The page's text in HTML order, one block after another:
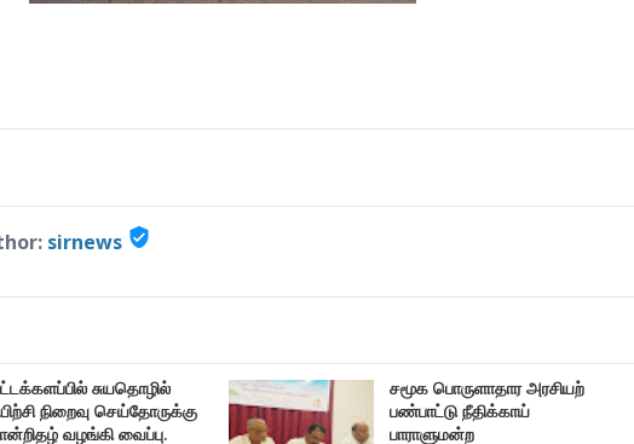
sirnews verified_user
சுயதொழில்
நிறைவு செய்தோருக்கு
வழங்கி வைப்பு.
சமூக பொருளாதார அரசியற்
பண்பாட்டு நீதிக்காய்
பாராளுமன்ற